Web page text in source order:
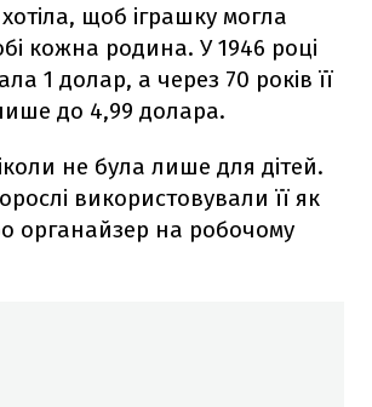
щоб іграшку могла
кожна родина. У 1946 році
1 долар, а через 70 років її
до 4,99 долара.
не була лише для дітей.
використовували її як
органайзер на робочому